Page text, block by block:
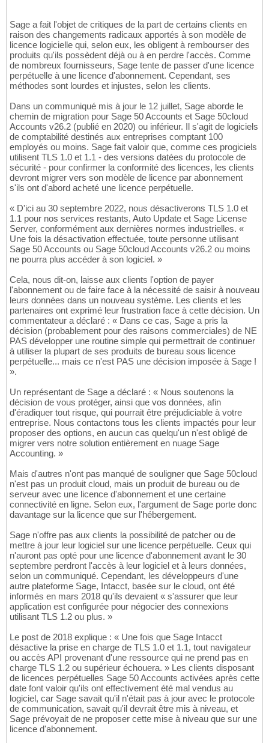
Sage a fait l'objet de critiques de la part de certains clients en
raison des changements radicaux apportés à son modèle de
licence logicielle qui, selon eux, les obligent à rembourser des
produits qu'ils possèdent déjà ou à en perdre l'accès. Comme
de nombreux fournisseurs, Sage tente de passer d'une licence
perpétuelle à une licence d'abonnement. Cependant, ses
méthodes sont lourdes et injustes, selon les clients.
Dans un communiqué mis à jour le 12 juillet, Sage aborde le
chemin de migration pour Sage 50 Accounts et Sage 50cloud
Accounts v26.2 (publié en 2020) ou inférieur. Il s'agit de logiciels
de comptabilité destinés aux entreprises comptant 100
employés ou moins. Sage fait valoir que, comme ces progiciels
utilisent TLS 1.0 et 1.1 - des versions datées du protocole de
sécurité - pour confirmer la conformité des licences, les clients
devront migrer vers son modèle de licence par abonnement
s'ils ont d'abord acheté une licence perpétuelle.
« D'ici au 30 septembre 2022, nous désactiverons TLS 1.0 et
1.1 pour nos services restants, Auto Update et Sage License
Server, conformément aux dernières normes industrielles. «
Une fois la désactivation effectuée, toute personne utilisant
Sage 50 Accounts ou Sage 50cloud Accounts v26.2 ou moins
ne pourra plus accéder à son logiciel. »
Cela, nous dit-on, laisse aux clients l'option de payer
l'abonnement ou de faire face à la nécessité de saisir à nouveau
leurs données dans un nouveau système. Les clients et les
partenaires ont exprimé leur frustration face à cette décision. Un
commentateur a déclaré : « Dans ce cas, Sage a pris la
décision (probablement pour des raisons commerciales) de NE
PAS développer une routine simple qui permettrait de continuer
à utiliser la plupart de ses produits de bureau sous licence
perpétuelle... mais ce n'est PAS une décision imposée à Sage !
».
Un représentant de Sage a déclaré : « Nous soutenons la
décision de vous protéger, ainsi que vos données, afin
d'éradiquer tout risque, qui pourrait être préjudiciable à votre
entreprise. Nous contactons tous les clients impactés pour leur
proposer des options, en aucun cas quelqu'un n'est obligé de
migrer vers notre solution entièrement en nuage Sage
Accounting. »
Mais d'autres n'ont pas manqué de souligner que Sage 50cloud
n'est pas un produit cloud, mais un produit de bureau ou de
serveur avec une licence d'abonnement et une certaine
connectivité en ligne. Selon eux, l'argument de Sage porte donc
davantage sur la licence que sur l'hébergement.
Sage n'offre pas aux clients la possibilité de patcher ou de
mettre à jour leur logiciel sur une licence perpétuelle. Ceux qui
n'auront pas opté pour une licence d'abonnement avant le 30
septembre perdront l'accès à leur logiciel et à leurs données,
selon un communiqué. Cependant, les développeurs d'une
autre plateforme Sage, Intacct, basée sur le cloud, ont été
informés en mars 2018 qu'ils devaient « s'assurer que leur
application est configurée pour négocier des connexions
utilisant TLS 1.2 ou plus. »
Le post de 2018 explique : « Une fois que Sage Intacct
désactive la prise en charge de TLS 1.0 et 1.1, tout navigateur
ou accès API provenant d'une ressource qui ne prend pas en
charge TLS 1.2 ou supérieur échouera. » Les clients disposant
de licences perpétuelles Sage 50 Accounts activées après cette
date font valoir qu'ils ont effectivement été mal vendus au
logiciel, car Sage savait qu'il n'était pas à jour avec le protocole
de communication, savait qu'il devrait être mis à niveau, et
Sage prévoyait de ne proposer cette mise à niveau que sur une
licence d'abonnement.